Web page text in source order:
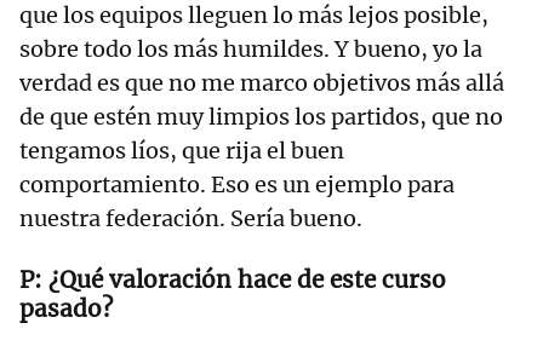
que los equipos lleguen lo más lejos posible,
sobre todo los más humildes. Y bueno, yo la
verdad es que no me marco objetivos más allá
de que estén muy limpios los partidos, que no
tengamos líos, que rija el buen
comportamiento. Eso es un ejemplo para
nuestra federación. Sería bueno.
¿Qué valoración hace de este curso
pasado?